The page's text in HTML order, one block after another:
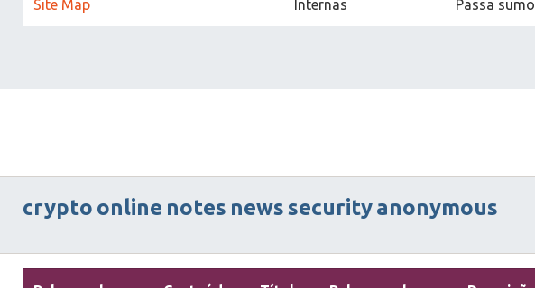
Site Map Internas Passa sumo
crypto online notes newssecurityanonymous